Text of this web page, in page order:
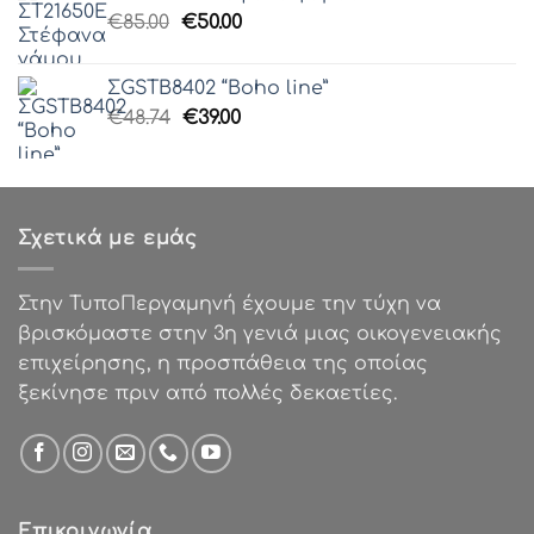
€40.99.
€85.00 Original
€85.00.
€50.00Η
είναι:
€50.00.
ΣGSTB8402 “Boho line”
€48.74 Original
€48.74.
€39.00Η
είναι:
Σχετικά με εμάς
Στην ΤυποΠεργαμηνή έχουμε την τύχη να
βρισκόμαστε στην 3η γενιά μιας οικογενειακής
επιχείρησης, η προσπάθεια της οποίας
ξεκίνησε πριν από πολλές δεκαετίες.